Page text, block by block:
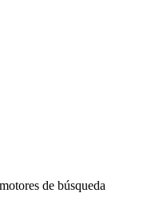
de búsqueda